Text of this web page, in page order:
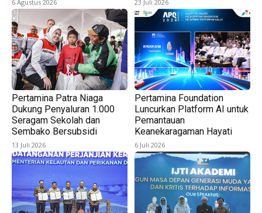
6 Agustus 2026 23 Juli 2026
Pertamina Patra Niaga
Dukung Penyaluran 1.000
Seragam Sekolah dan
Sembako Bersubsidi
13 Juli 2026
Pertamina Foundation
Luncurkan Platform AI untuk
Pemantauan
Keanekaragaman Hayati
6 Juli 2026